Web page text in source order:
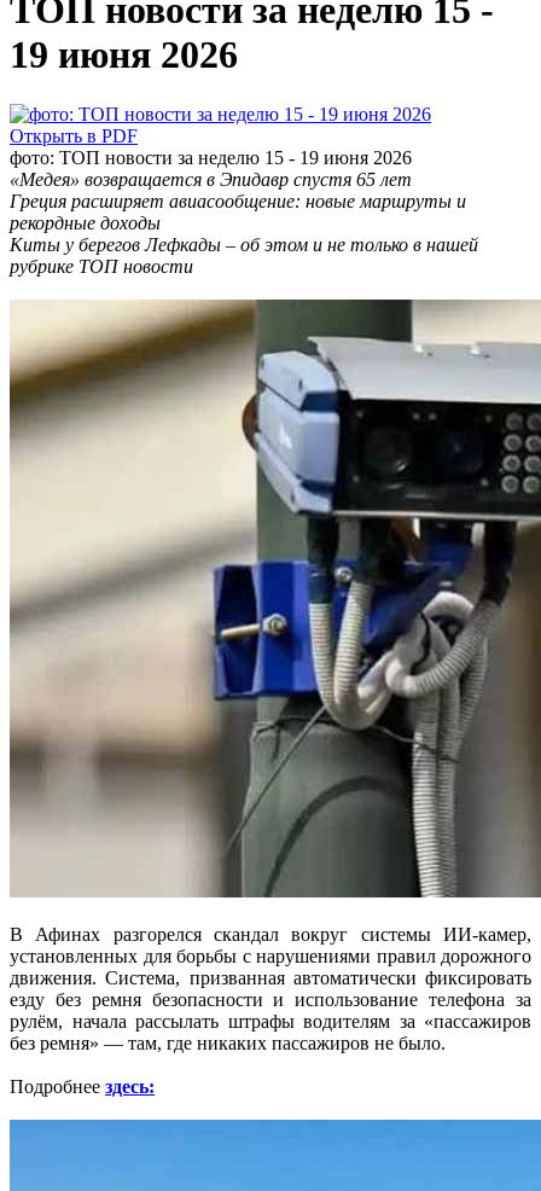
ТОП новости за неделю 15 -
19 июня 2026
Открыть в PDF
фото: ТОП новости за неделю 15 - 19 июня 2026
«Медея» возвращается в Эпидавр спустя 65 лет
Греция расширяет авиасообщение: новые маршруты и
рекордные доходы
Киты у берегов Лефкады – об этом и не только в нашей
рубрике ТОП новости
В Афинах разгорелся скандал вокруг системы ИИ-камер,
установленных для борьбы с нарушениями правил дорожного
движения. Система, призванная автоматически фиксировать
езду без ремня безопасности и использование телефона за
рулём, начала рассылать штрафы водителям за «пассажиров
без ремня» — там, где никаких пассажиров не было.
Подробнее здесь: